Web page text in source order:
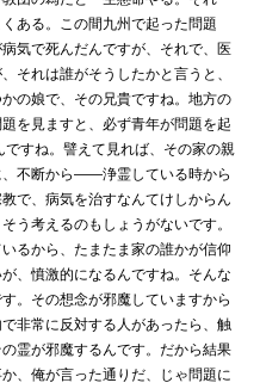
ある。この間九州で起った問題
気で死んだんですが、それで、医
それは誰がそうしたかと言うと、
の娘で、その兄貴ですね。地方の
を見ますと、必ず青年が問題を起
すね。譬えて見れば、その家の親
、不断から――浄霊している時から
で、病気を治すなんてけしからん
う考えるのもしょうがないです。
るから、たまたま家の誰かが信仰
、憤激的になるんですね。そんな
。その想念が邪魔していますから
非常に反対する人があったら、触
霊が邪魔するんです。だから結果
、俺が言った通りだ、じゃ問題に